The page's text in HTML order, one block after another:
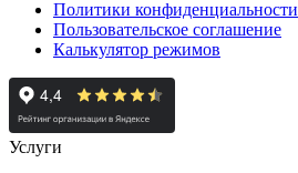
Политики конфиденциальности
Пользовательское соглашение
Калькулятор режимов
Услуги